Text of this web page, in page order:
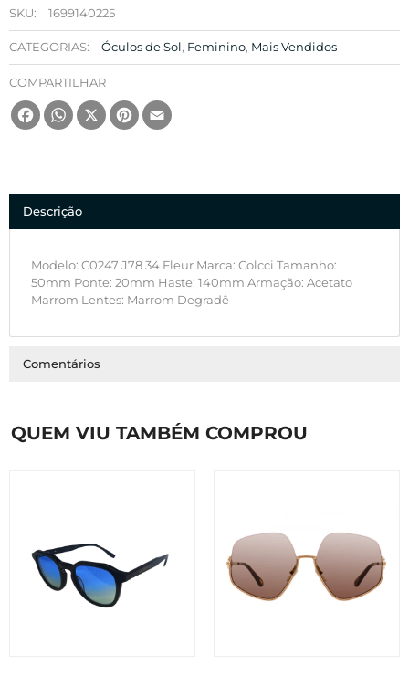
SKU: 1699140225
CATEGORIAS: Óculos de Sol, Feminino, Mais Vendidos
COMPARTILHAR
FacebookWhatsApp
X Pinterest
Descrição
Modelo: C0247 J78 34 Fleur Marca: Colcci Tamanho:
50mm Ponte: 20mm Haste: 140mm Armação: Acetato
Marrom Lentes: Marrom Degradê
Comentários
QUEM VIU TAMBÉM COMPROU